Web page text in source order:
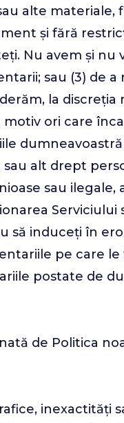
alte
și fără
Nu avem și nu
sau (3) de
la
ori care
alt drept
sau
Serviciului
să induceți în
pe care
postate de
de Politica
inexactități